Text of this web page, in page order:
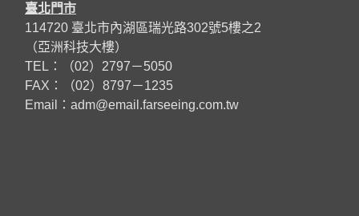
臺北門市
114720 臺北市內湖區瑞光路302號5樓之2
（亞洲科技大樓）
TEL：（02）2797－5050
FAX：（02）8797－1235
Email： adm@email.farseeing.com.tw